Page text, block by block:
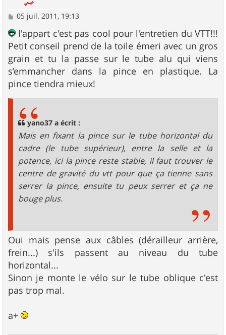
M
s
s
a
g
e
05 juil. 2011, 19:13
l'appart c'est pas cool pour l'entretien du VTT!!!
Petit conseil prend de la toile émeri avec un gros
grain et tu la passe sur le tube alu qui viens
s’emmancher dans la pince en plastique. La
pince tiendra mieux!
yano37 a écrit :
Mais en fixant la pince sur le tube horizontal du
cadre (le tube supérieur), entre la selle et la
potence, ici la pince reste stable, il faut trouver le
centre de gravité du vtt pour que ça tienne sans
serrer la pince, ensuite tu peux serrer et ça ne
bouge plus.
Oui mais pense aux câbles (dérailleur arrière,
frein...) s'ils passent au niveau du tube
horizontal...
Sinon je monte le vélo sur le tube oblique c'est
pas trop mal.
a+